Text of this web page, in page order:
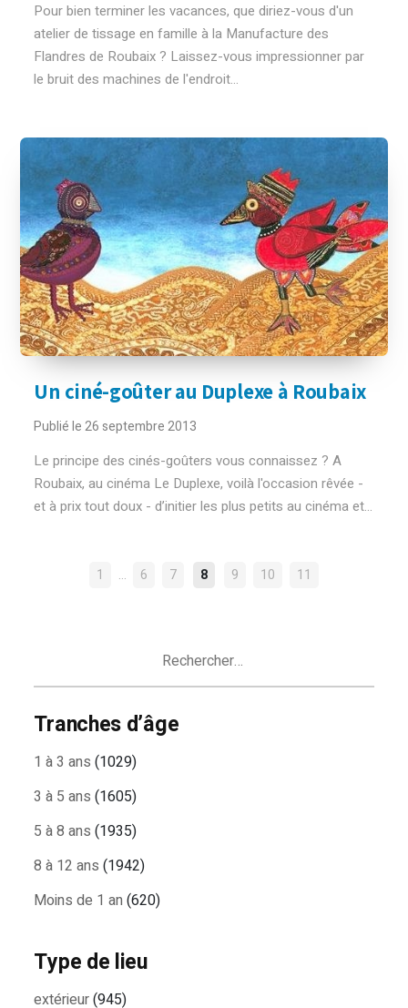
Pour bien terminer les vacances, que diriez-vous d'un
atelier de tissage en famille à la Manufacture des
Flandres de Roubaix ? Laissez-vous impressionner par
le bruit des machines de l'endroit...
Un ciné-goûter au Duplexe à Roubaix
Publié le 26 septembre 2013
Le principe des cinés-goûters vous connaissez ? A
Roubaix, au cinéma Le Duplexe, voilà l'occasion rêvée -
et à prix tout doux - d’initier les plus petits au cinéma et...
NAVIGATION
1 … 6 7 8 9 10 11
Tranches d’âge
1 à 3 ans (1029)
3 à 5 ans (1605)
5 à 8 ans (1935)
8 à 12 ans (1942)
Moins de 1 an (620)
Type de lieu
extérieur(945)